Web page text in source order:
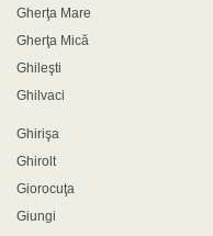
Gherţa Mare
Gherţa Mică
Ghileşti
Ghilvaci
Ghirişa
Ghirolt
Giorocuţa
Giungi